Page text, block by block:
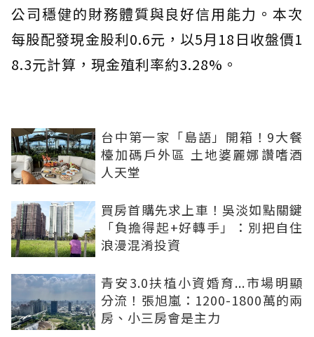
公司穩健的財務體質與良好信用能力。本次
每股配發現金股利0.6元，以5月18日收盤價1
8.3元計算，現金殖利率約3.28%。
台中第一家「島語」開箱！9大餐
檯加碼戶外區 土地婆麗娜讚嗜酒
人天堂
買房首購先求上車！吳淡如點關鍵
「負擔得起+好轉手」：別把自住
浪漫混淆投資
青安3.0扶植小資婚育...市場明顯
分流！張旭嵐：1200-1800萬的兩
房、小三房會是主力